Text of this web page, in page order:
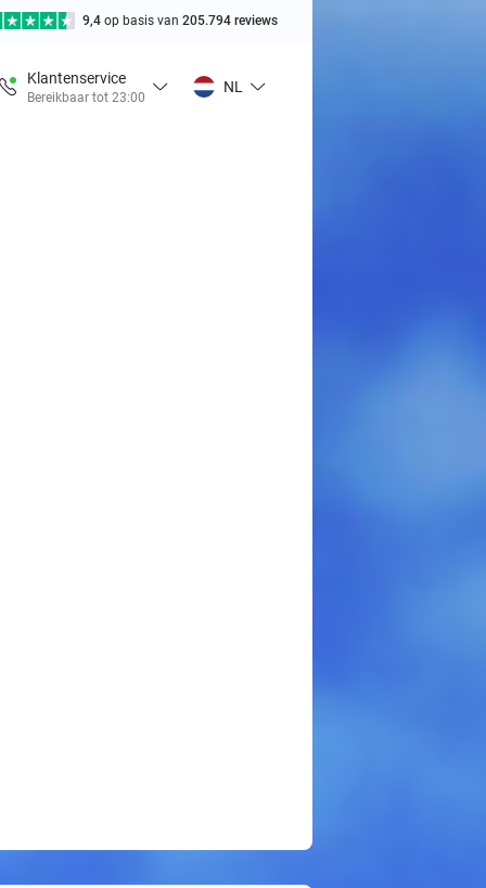
9,4 op basis van 205.794 reviews
Klantenservice
Bereikbaar tot 23:00
NL